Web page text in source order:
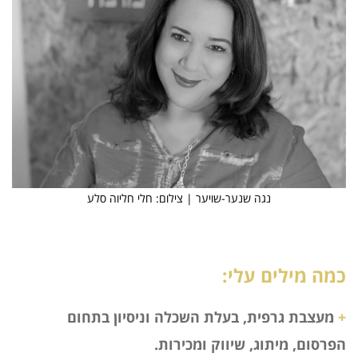
נגה שנער-שויער | צילום: חלי חליוה סלע
כמה מילים עלי:
+ מעצבת גרפית, בעלת השכלה וניסיון בתחום
הפרסום, מיתוג, שיווק ומכירות.